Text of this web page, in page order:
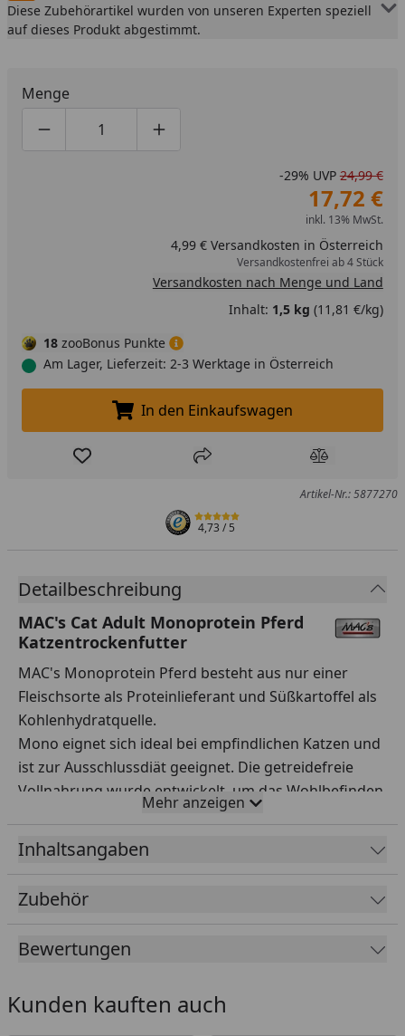
Diese Zubehörartikel wurden von unseren Experten speziell
auf dieses Produkt abgestimmt.
Menge
Produktmenge um eins verringern
Produktmenge manuell eingeben
Produktmenge um eins erhöhen
-29% UVP 24,99 €
17,72 €
inkl. 13% MwSt.
4,99 € Versandkosten in Österreich
Versandkostenfrei ab 4 Stück
Versandkosten nach Menge und Land
Inhalt: 1,5 kg (11,81 €/kg)
18 zooBonus Punkte
Am Lager, Lieferzeit: 2-3 Werktage in Österreich
In den Einkaufswagen legen
In den Einkaufswagen
Produkt zur Wunschliste hinzufügen
Teilen Produkt
Artikel-Nr.: 5877270
4,73/ 5
Detailbeschreibung
MAC's Cat Adult Monoprotein Pferd
Katzentrockenfutter
MAC's Monoprotein Pferd besteht aus nur einer
Fleischsorte als Proteinlieferant und Süßkartoffel als
Kohlenhydratquelle.
Mono eignet sich ideal bei empfindlichen Katzen und
ist zur Ausschlussdiät geeignet. Die getreidefreie
Vollnahrung wurde entwickelt, um das Wohlbefinden
Ihres Lieblings zu steigern.
Norwegisches Lachsöl ist reich an Omega-Fettsäuren
und sorgt für eine gesunde Haut und ein glänzendes
können bakteriellen Blaseninfektionen vorbeugen.
Vitaminen und Mineralstoffen wird eine naturnahe
Bitte stellen Sie Ihrer Katze jederzeit ausreichend
Mehr anzeigen
Inhaltsangaben
Zubehör
Bewertungen
Kunden kauften auch